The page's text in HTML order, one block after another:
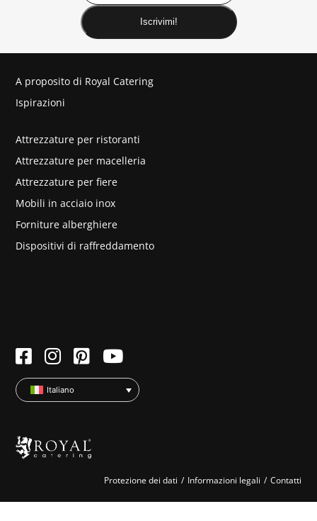
Iscrivimi!
A proposito di Royal Catering
Ispirazioni
Attrezzature per ristoranti
Attrezzature per macelleria
Attrezzature per fiere
Mobili in acciaio inox
Forniture alberghiere
Dispositivi di raffreddamento
Italiano
Protezione dei dati Informazioni legali Contatti